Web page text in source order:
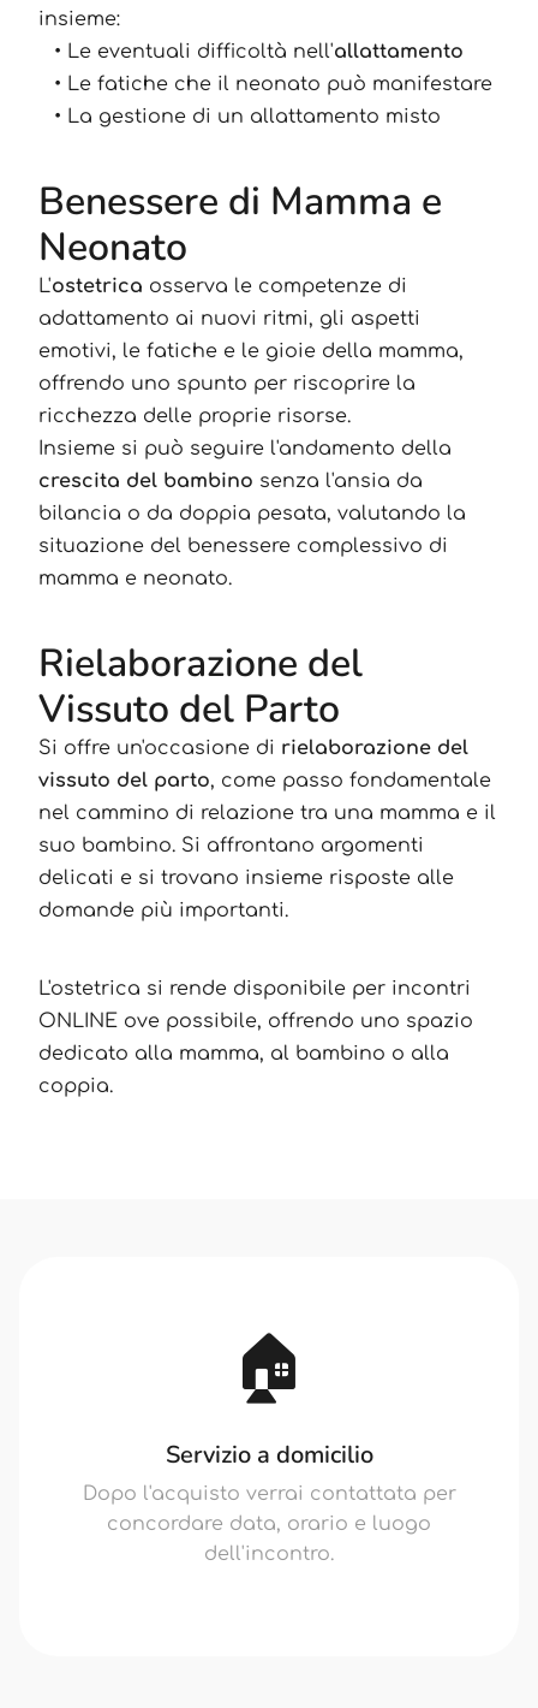
insieme:
Le eventuali difficoltà nell'allattamento
Le fatiche che il neonato può manifestare
La gestione di un allattamento misto
Benessere di Mamma e
Neonato
L'ostetrica osserva le competenze di
adattamento ai nuovi ritmi, gli aspetti
emotivi, le fatiche e le gioie della mamma,
offrendo uno spunto per riscoprire la
ricchezza delle proprie risorse.
Insieme si può seguire l'andamento della
crescita del bambino senza l'ansia da
bilancia o da doppia pesata, valutando la
situazione del benessere complessivo di
mamma e neonato.
Rielaborazione del
Vissuto del Parto
Si offre un'occasione di rielaborazione del
vissuto del parto, come passo fondamentale
nel cammino di relazione tra una mamma e il
suo bambino. Si affrontano argomenti
delicati e si trovano insieme risposte alle
domande più importanti.
L'ostetrica si rende disponibile per incontri
ONLINE ove possibile, offrendo uno spazio
dedicato alla mamma, al bambino o alla
coppia.
🏠
Servizio a domicilio
Dopo l'acquisto verrai contattata per
concordare data, orario e luogo
dell'incontro.